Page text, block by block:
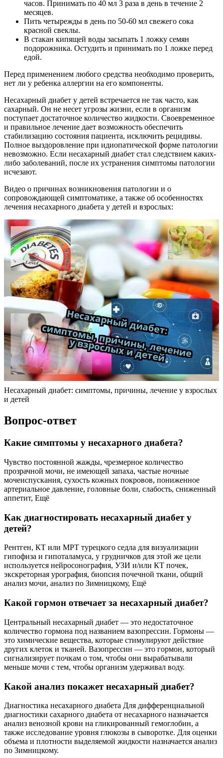
часов. Принимать по 40 мл 3 раза в день в течение 2
месяцев.
Пить четырежды в день по 50-60 мл свежего сока
красной свеклы.
В стакан кипящей воды засыпать 1 ложку семян
подорожника. Остудить и принимать по 1 ложке перед
едой.
Перед применением любого средства необходимо проверить,
нет ли у ребенка аллергии на его компоненты.
Несахарный диабет у детей встречается не так часто, как
сахарный. Он не несет угрозы жизни, если в организм
поступает достаточное количество жидкости. Своевременное
и правильное лечение дает возможность обеспечить
стабилизацию состояния пациента, исключить рецидивы.
Полное выздоровление при идиопатической форме патологии
невозможно. Если несахарный диабет стал следствием каких-
либо заболеваний, после их устранения симптомы патологии
исчезают.
Видео о причинах возникновения патологии и о
сопровождающей симптоматике, а также об особенностях
лечения несахарного диабета у детей и взрослых:
Несахарный диабет: симптомы, причины, лечение у взрослых
и детей
Вопрос-ответ
Какие симптомы у несахарного диабета?
Чувство постоянной жажды, чрезмерное количество
прозрачной мочи, не имеющей запаха, частые ночные
мочеиспускания, сухость кожных покровов, пониженное
артериальное давление, головные боли, слабость, сниженный
аппетит, Ещё
Как диагностировать несахарный диабет у
детей?
Рентген, КТ или МРТ турецкого седла для визуализации
гипофиза и гипоталамуса, у грудничков для этой же цели
используется нейросонография, УЗИ и/или КТ почек,
экскреторная урография, биопсия почечной ткани, общий
анализ мочи, анализ по Зимницкому, Ещё
Какой гормон отвечает за несахарный диабет?
Центральный несахарный диабет — это недостаточное
количество гормона под названием вазопрессин. Гормоны —
это химические вещества, которые стимулируют действие
других клеток и тканей. Вазопрессин — это гормон, который
сигнализирует почкам о том, чтобы они вырабатывали
меньше мочи с тем, чтобы организм удерживал воду.
Какой анализ покажет несахарный диабет?
Диагностика несахарного диабета Для дифференциальной
диагностики сахарного диабета от несахарного назначается
анализ венозной крови на гликированный гемоглобин, а
также исследование уровня глюкозы в сыворотке. Для оценки
объема и плотности выделяемой жидкости назначается анализ
по Зимницкому.